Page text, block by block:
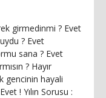
girmedinmi ? Evet
? Evet
sana ? Evet
? Hayır
gencinin hayali
! Yılın Sorusu :